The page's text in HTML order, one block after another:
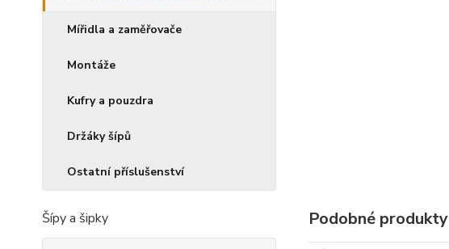
Mířidla a zaměřovače
Montáže
Kufry a pouzdra
Držáky šípů
Ostatní příslušenství
Šípy a šipky Podobné produkty